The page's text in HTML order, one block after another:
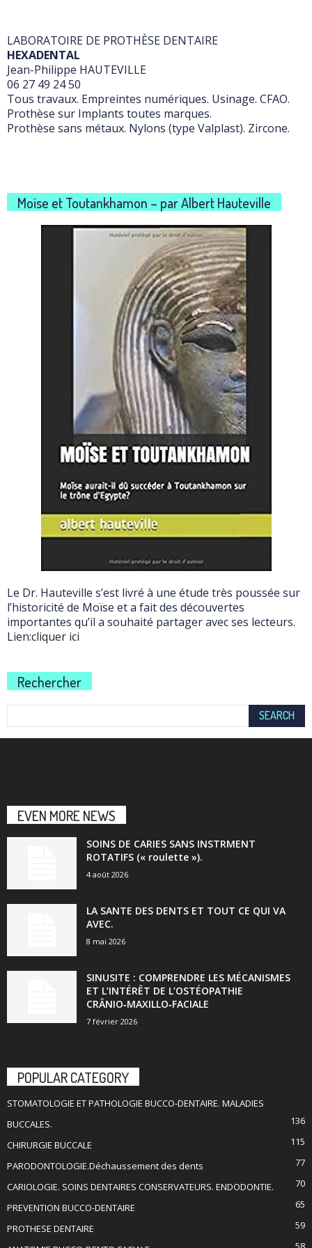
LABORATOIRE DE PROTHÈSE DENTAIRE
HEXADENTAL
Jean-Philippe HAUTEVILLE
06 27 49 24 50
Tous travaux. Empreintes numériques. Usinage. CFAO.
Prothèse sur Implants toutes marques.
Prothèse sans métaux. Nylons (type Valplast). Zircone.
Moïse et Toutankhamon – par Albert Hauteville
Le Dr. Hauteville s’est livré à une étude très poussée sur
l’historicité de Moïse et a fait des découvertes
importantes qu’il a souhaité partager avec ses lecteurs.
Lien:cliquer ici
Rechercher
EVEN MORE NEWS
SOINS DE CARIES SANS INSTRMENT
ROTATIFS (« roulette »).
4 août 2026
LA SANTE DES DENTS ET TOUT CE QUI VA
AVEC.
8 mai 2026
SINUSITE : COMPRENDRE LES MÉCANISMES
ET L’INTÉRÊT DE L’OSTÉOPATHIE
CRÂNIO‑MAXILLO‑FACIALE
7 février 2026
POPULAR CATEGORY
STOMATOLOGIE ET PATHOLOGIE BUCCO-DENTAIRE. MALADIES
BUCCALES.
136
CHIRURGIE BUCCALE
115
PARODONTOLOGIE.Déchaussement des dents
77
CARIOLOGIE. SOINS DENTAIRES CONSERVATEURS. ENDODONTIE.
70
PREVENTION BUCCO-DENTAIRE
65
PROTHESE DENTAIRE
59